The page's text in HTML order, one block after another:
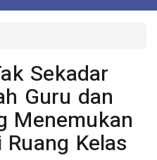
Sekadar
Guru dan
Menemukan
Kelas